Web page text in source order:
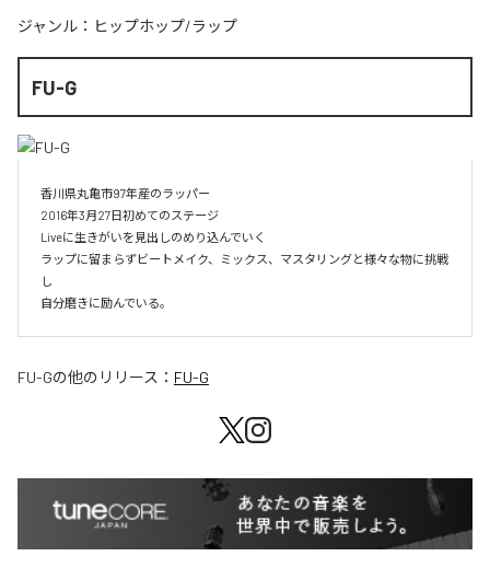
ジャンル： ヒップホップ/ラップ
FU-G
香川県丸亀市97年産のラッパー
2016年3月27日初めてのステージ
Liveに生きがいを見出しのめり込んでいく
ラップに留まらずビートメイク、ミックス、マスタリングと様々な物に挑戦
し
自分磨きに励んでいる。
FU-Gの他のリリース： FU-G